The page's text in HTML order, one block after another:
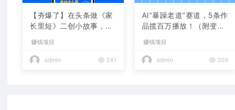
【夯爆了】在头条做《家
长里短》二创小故事，这
赚钱项目
admin 241
AI“暴躁老道”赛道，5条作
品揽百万播放！（附变现
赚钱项目
admin 206